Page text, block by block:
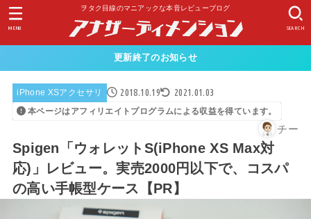
ヲタク目線のマニアックな本音レビューブログ
SEARCH
MENU
更新終了のお知らせ
iPhone XSアクセサリ 2018.10.19 2021.01.03
本ページはアフィリエイトプログラムによる収益を得ています。
チー
Spigen「ウォレットS(iPhone XS Max対
応)」レビュー。実売2000円以下で、コスパ
の高い手帳型ケース【PR】